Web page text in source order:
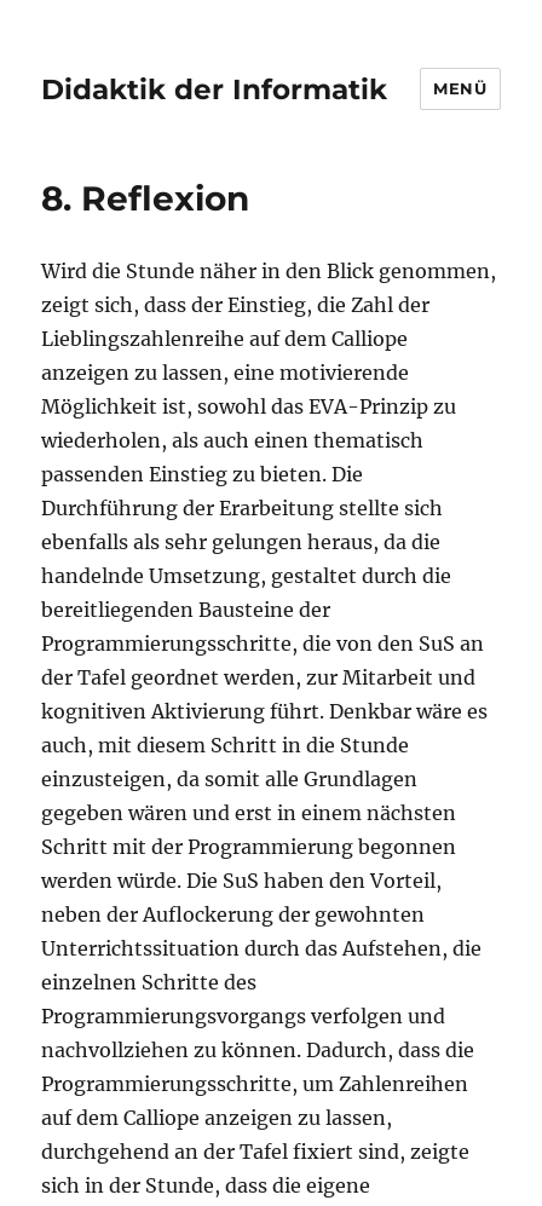
Didaktik der Informatik MENÜ
8. Reflexion
Wird die Stunde näher in den Blick genommen,
zeigt sich, dass der Einstieg, die Zahl der
Lieblingszahlenreihe auf dem Calliope
anzeigen zu lassen, eine motivierende
Möglichkeit ist, sowohl das EVA-Prinzip zu
wiederholen, als auch einen thematisch
passenden Einstieg zu bieten. Die
Durchführung der Erarbeitung stellte sich
ebenfalls als sehr gelungen heraus, da die
handelnde Umsetzung, gestaltet durch die
bereitliegenden Bausteine der
Programmierungsschritte, die von den SuS an
der Tafel geordnet werden, zur Mitarbeit und
kognitiven Aktivierung führt. Denkbar wäre es
auch, mit diesem Schritt in die Stunde
einzusteigen, da somit alle Grundlagen
gegeben wären und erst in einem nächsten
Schritt mit der Programmierung begonnen
werden würde. Die SuS haben den Vorteil,
neben der Auflockerung der gewohnten
Unterrichtssituation durch das Aufstehen, die
einzelnen Schritte des
Programmierungsvorgangs verfolgen und
nachvollziehen zu können. Dadurch, dass die
Programmierungsschritte, um Zahlenreihen
auf dem Calliope anzeigen zu lassen,
durchgehend an der Tafel fixiert sind, zeigte
sich in der Stunde, dass die eigene